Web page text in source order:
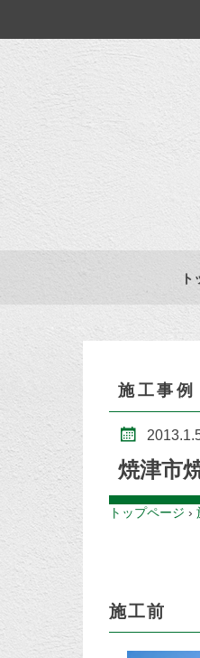
ト
施工事例
焼津市
トップページ ›
施工前